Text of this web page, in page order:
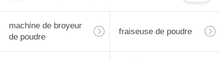
machine de broyeur
de poudre
fraiseuse de poudre